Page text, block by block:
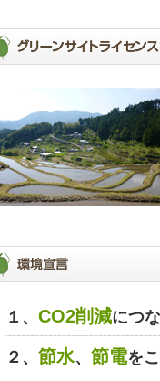
１、 CO2削減につ
２、 節水、 節電を